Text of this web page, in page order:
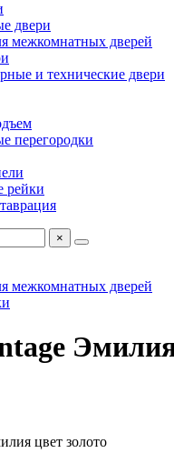
двери
межкомнатных дверей
и технические двери
перегородки
рейки
×
межкомнатных дверей